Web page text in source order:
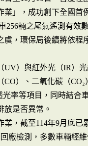
業」，成功創下全國首
256輛之尾氣遙測有效
，環保局後續將依程
UV）與紅外光（IR）
）、二氧化碳（
光率等項目，同時結合
放是否異常。
，截至114年9月底已
廠檢測，多數車輛經